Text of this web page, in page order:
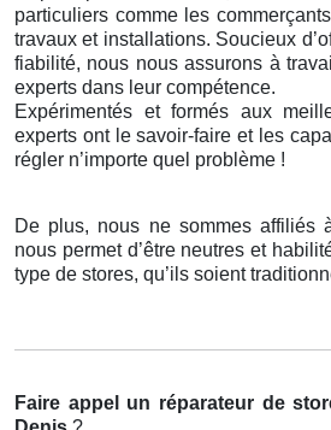
particuliers comme les
travaux et installations. Soucieux
fiabilité, nous nous assurons à
experts dans leur compétence.
Expérimentés et formés aux
experts ont le savoir-faire et les
régler n’importe quel problème !
De plus, nous ne sommes affiliés
nous permet d’être neutres et
type de stores, qu’ils soient
Faire appel un réparateur de